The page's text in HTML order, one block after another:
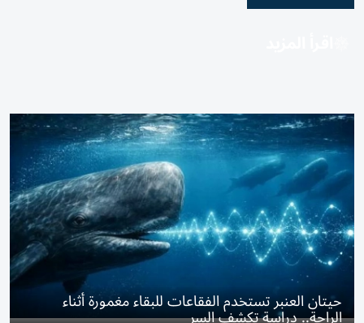
حيتان العنبر تستخدم الفقاعات للبقاء مغمورة أثناء